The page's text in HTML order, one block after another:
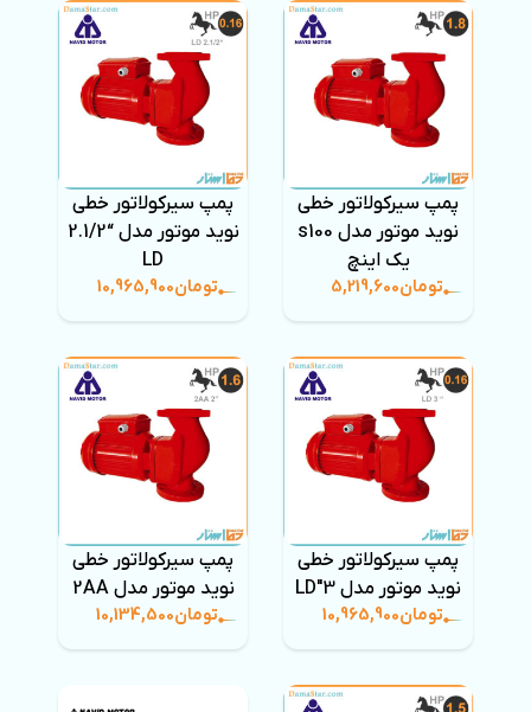
پمپ سیرکولاتور خطی
نوید موتور مدل s100
یک اینچ
تومان5,219,600
پمپ سیرکولاتور خطی
نوید موتور مدل “2.1/2
LD
تومان10,965,900
پمپ سیرکولاتور خطی
نوید موتور مدل 3″LD
تومان10,965,900
پمپ سیرکولاتور خطی
نوید موتور مدل 2AA
تومان10,134,500